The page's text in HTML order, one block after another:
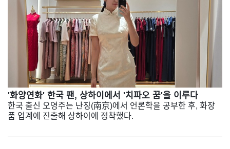
'화양연화' 한국 팬, 상하이에서 '치파오 꿈'을 이루다
한국 출신 오영주는 난징(南京)에서 언론학을 공부한 후, 화장
품 업계에 진출해 상하이에 정착했다.